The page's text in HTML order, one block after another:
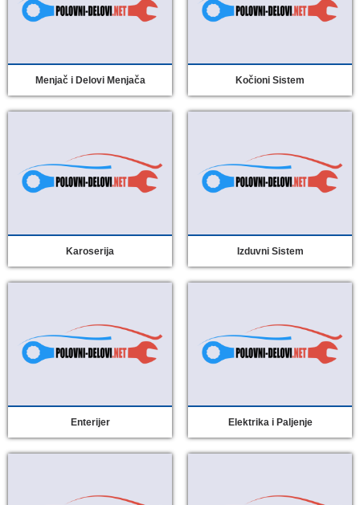
Menjač i Delovi Menjača Kočioni Sistem
Karoserija Izduvni Sistem
Enterijer Elektrika i Paljenje